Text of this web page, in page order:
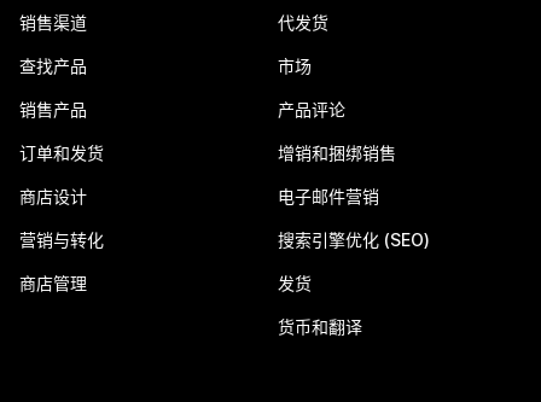
销售渠道
查找产品
销售产品
订单和发货
商店设计
营销与转化
商店管理
代发货
市场
产品评论
增销和捆绑销售
电子邮件营销
搜索引擎优化 (SEO)
发货
货币和翻译